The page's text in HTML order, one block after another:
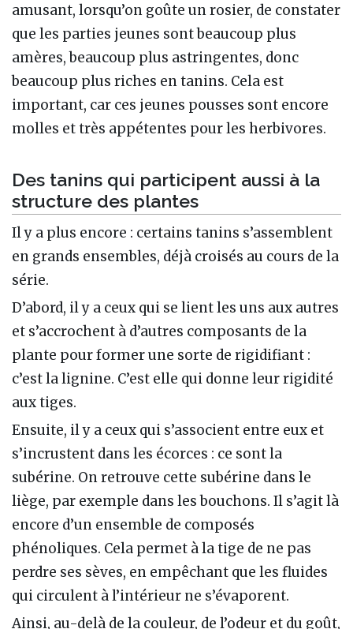
amusant, lorsqu’on goûte un rosier, de constater
que les parties jeunes sont beaucoup plus
amères, beaucoup plus astringentes, donc
beaucoup plus riches en tanins. Cela est
important, car ces jeunes pousses sont encore
molles et très appétentes pour les herbivores.
Des tanins qui participent aussi à la
structure des plantes
Il y a plus encore : certains tanins s’assemblent
en grands ensembles, déjà croisés au cours de la
série.
D’abord, il y a ceux qui se lient les uns aux autres
et s’accrochent à d’autres composants de la
plante pour former une sorte de rigidifiant :
c’est la lignine. C’est elle qui donne leur rigidité
aux tiges.
Ensuite, il y a ceux qui s’associent entre eux et
s’incrustent dans les écorces : ce sont la
subérine. On retrouve cette subérine dans le
liège, par exemple dans les bouchons. Il s’agit là
encore d’un ensemble de composés
phénoliques. Cela permet à la tige de ne pas
perdre ses sèves, en empêchant que les fluides
qui circulent à l’intérieur ne s’évaporent.
Ainsi, au-delà de la couleur, de l’odeur et du goût,